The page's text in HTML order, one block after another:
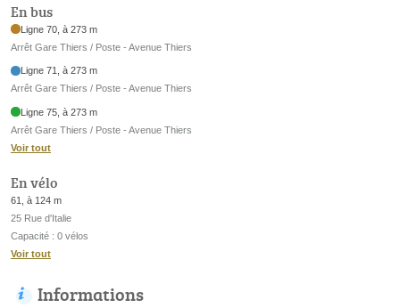
En bus
Ligne 70, à 273 m
Arrêt Gare Thiers / Poste - Avenue Thiers
Ligne 71, à 273 m
Arrêt Gare Thiers / Poste - Avenue Thiers
Ligne 75, à 273 m
Arrêt Gare Thiers / Poste - Avenue Thiers
Voir tout
En vélo
61, à 124 m
25 Rue d'Italie
Capacité : 0 vélos
Voir tout
Informations